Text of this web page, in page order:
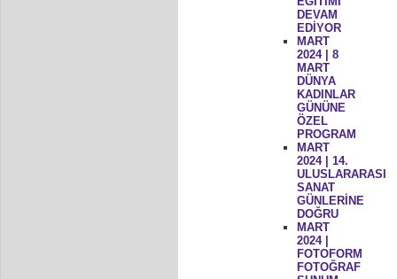
DEVAM
EDİYOR
MART
2024 | 8
MART
DÜNYA
KADINLAR
GÜNÜNE
ÖZEL
PROGRAM
MART
2024 | 14.
ULUSLARARASI
SANAT
GÜNLERİNE
DOĞRU
MART
2024 |
FOTOFORM
FOTOĞRAF